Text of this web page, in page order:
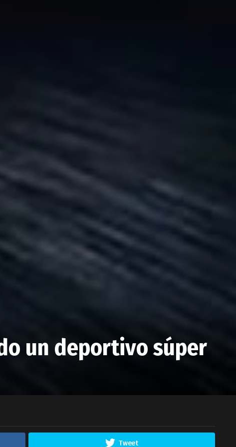
un deportivo súper
Tweet